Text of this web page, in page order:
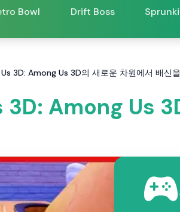
Bowl Drift Boss
3D: Among Us 3D의 새로운 차원에서 배신
Among Us